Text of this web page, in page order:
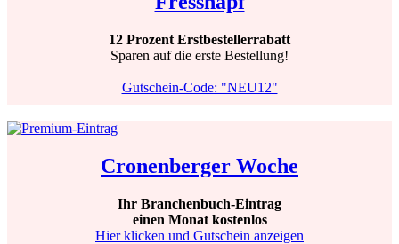
12 Prozent Erstbestellerrabatt
Sparen auf die erste Bestellung!
Gutschein-Code: "NEU12"
Cronenberger Woche
Ihr Branchenbuch-Eintrag
einen Monat kostenlos
Hier klicken und Gutschein anzeigen